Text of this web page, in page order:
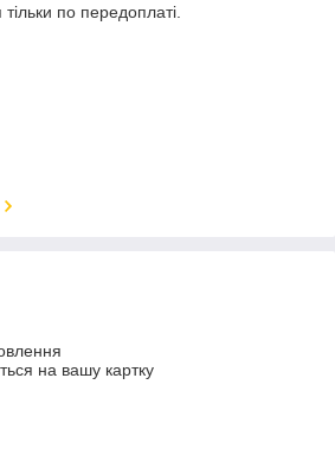
по передоплаті.
на вашу картку